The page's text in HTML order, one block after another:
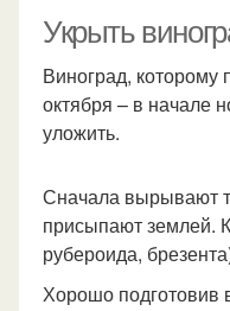
Укрыть
Виноград, которому
октября – в начале
уложить.
Сначала вырывают
присыпают землей.
рубероида,
Хорошо подготовив